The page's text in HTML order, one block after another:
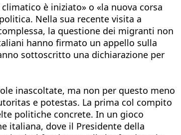
è iniziato» o «la nuova corsa
Nella sua recente visita a
la questione dei migranti non
hanno firmato un appello sulla
sottoscritto una dichiarazione per
inascoltate, ma non per questo meno
e potestas. La prima col compito
politiche concrete. In un gioco
italiana, dove il Presidente della